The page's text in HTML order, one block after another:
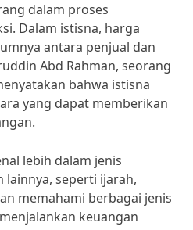
dalam proses
Dalam istisna, harga
antara penjual dan
Abd Rahman, seorang
bahwa istisna
yang dapat memberikan
lebih dalam jenis
seperti ijarah,
memahami berbagai jenis
keuangan